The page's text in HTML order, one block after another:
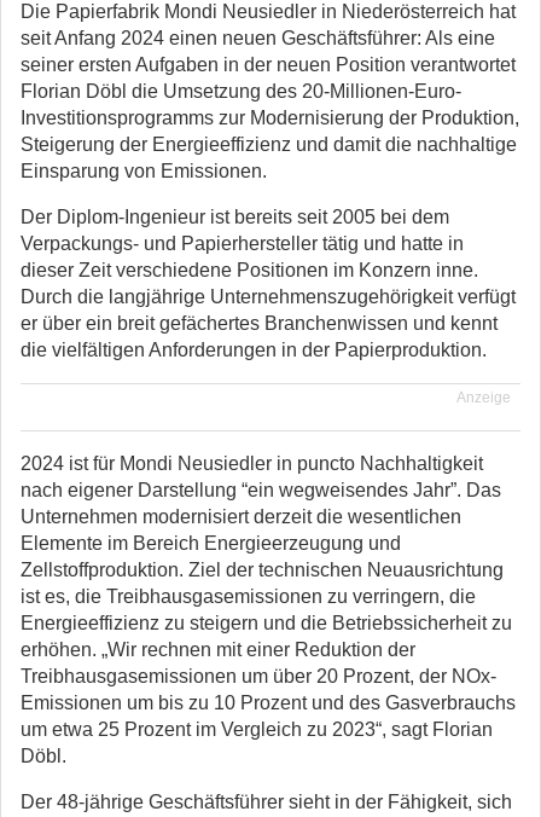
Die Papierfabrik Mondi Neusiedler in Niederösterreich hat
seit Anfang 2024 einen neuen Geschäftsführer: Als eine
seiner ersten Aufgaben in der neuen Position verantwortet
Florian Döbl die Umsetzung des 20-Millionen-Euro-
Investitionsprogramms zur Modernisierung der Produktion,
Steigerung der Energieeffizienz und damit die nachhaltige
Einsparung von Emissionen.
Der Diplom-Ingenieur ist bereits seit 2005 bei dem
Verpackungs- und Papierhersteller tätig und hatte in
dieser Zeit verschiedene Positionen im Konzern inne.
Durch die langjährige Unternehmenszugehörigkeit verfügt
er über ein breit gefächertes Branchenwissen und kennt
die vielfältigen Anforderungen in der Papierproduktion.
Anzeige
2024 ist für Mondi Neusiedler in puncto Nachhaltigkeit
nach eigener Darstellung “ein wegweisendes Jahr”. Das
Unternehmen modernisiert derzeit die wesentlichen
Elemente im Bereich Energieerzeugung und
Zellstoffproduktion. Ziel der technischen Neuausrichtung
ist es, die Treibhausgasemissionen zu verringern, die
Energieeffizienz zu steigern und die Betriebssicherheit zu
erhöhen. „Wir rechnen mit einer Reduktion der
Treibhausgasemissionen um über 20 Prozent, der NOx-
Emissionen um bis zu 10 Prozent und des Gasverbrauchs
um etwa 25 Prozent im Vergleich zu 2023“, sagt Florian
Döbl.
Der 48-jährige Geschäftsführer sieht in der Fähigkeit, sich